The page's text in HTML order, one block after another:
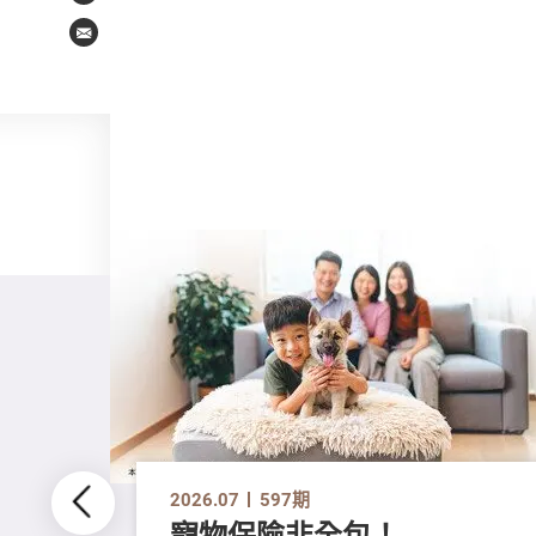
Email
2026.07 597期